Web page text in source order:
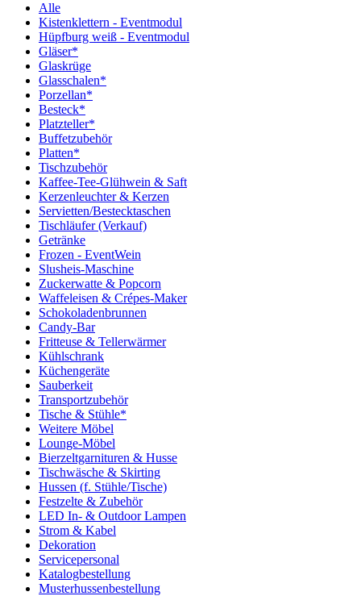
Alle
Kistenklettern - Eventmodul
Hüpfburg weiß - Eventmodul
Gläser*
Glaskrüge
Glasschalen*
Porzellan*
Besteck*
Platzteller*
Buffetzubehör
Platten*
Tischzubehör
Kaffee-Tee-Glühwein & Saft
Kerzenleuchter & Kerzen
Servietten/Bestecktaschen
Tischläufer (Verkauf)
Getränke
Frozen - EventWein
Slusheis-Maschine
Zuckerwatte & Popcorn
Waffeleisen & Crépes-Maker
Schokoladenbrunnen
Candy-Bar
Fritteuse & Tellerwärmer
Kühlschrank
Küchengeräte
Sauberkeit
Transportzubehör
Tische & Stühle*
Weitere Möbel
Lounge-Möbel
Bierzeltgarnituren & Husse
Tischwäsche & Skirting
Hussen (f. Stühle/Tische)
Festzelte & Zubehör
LED In- & Outdoor Lampen
Strom & Kabel
Dekoration
Servicepersonal
Katalogbestellung
Musterhussenbestellung